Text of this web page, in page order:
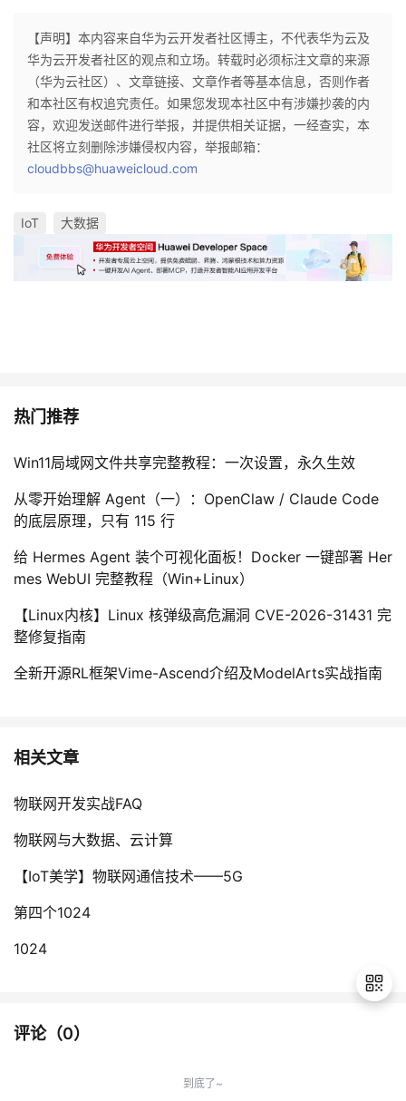
【声明】本内容来自华为云开发者社区博主，不代表华为云及
华为云开发者社区的观点和立场。转载时必须标注文章的来源
（华为云社区）、文章链接、文章作者等基本信息，否则作者
和本社区有权追究责任。如果您发现本社区中有涉嫌抄袭的内
容，欢迎发送邮件进行举报，并提供相关证据，一经查实，本
社区将立刻删除涉嫌侵权内容，举报邮箱：
cloudbbs@huaweicloud.com
IoT 大数据
热门推荐
Win11局域网文件共享完整教程：一次设置，永久生效
从零开始理解 Agent（一）：OpenClaw / Claude Code
的底层原理，只有 115 行
给 Hermes Agent 装个可视化面板！Docker 一键部署 Her
mes WebUI 完整教程（Win+Linux）
【Linux内核】Linux 核弹级高危漏洞 CVE-2026-31431 完
整修复指南
全新开源RL框架Vime-Ascend介绍及ModelArts实战指南
相关文章
物联网开发实战FAQ
物联网与大数据、云计算
【IoT美学】物联网通信技术——5G
第四个1024
1024
评论（0）
到底了~